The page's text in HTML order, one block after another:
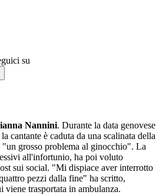
su
Nannini. Durante la data genovese
cantante è caduta da una scalinata della
"un grosso problema al ginocchio". La
all'infortunio, ha poi voluto
sui social. "Mi dispiace aver interrotto
pezzi dalla fine" ha scritto,
viene trasportata in ambulanza.